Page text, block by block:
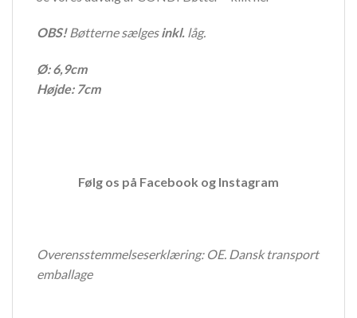
OBS!Bøtterne sælgesinkl. låg.
Ø: 6,9cm
Højde: 7cm
Følg os på Facebook og Instagram
Overensstemmelseserklæring: OE. Dansk transport
emballage